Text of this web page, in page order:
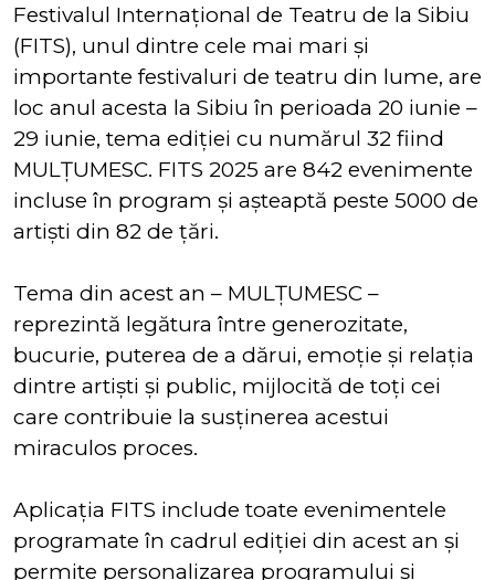
Festivalul Internațional de Teatru de la Sibiu
(FITS), unul dintre cele mai mari și
importante festivaluri de teatru din lume, are
loc anul acesta la Sibiu în perioada 20 iunie –
29 iunie, tema ediției cu numărul 32 fiind
MULȚUMESC. FITS 2025 are 842 evenimente
incluse în program și așteaptă peste 5000 de
artişti din 82 de țări.
Tema din acest an – MULȚUMESC –
reprezintă legătura între generozitate,
bucurie, puterea de a dărui, emoție și relația
dintre artiști și public, mijlocită de toți cei
care contribuie la susținerea acestui
miraculos proces.
Aplicația FITS include toate evenimentele
programate în cadrul ediţiei din acest an şi
permite personalizarea programului şi